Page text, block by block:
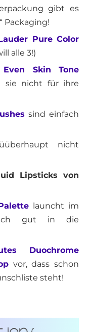
gibt es
Packaging!
Pure Color
alle 3!)
Even Skin Tone
sie nicht für ihre
sind einfach
nicht
Lipsticks von
launcht im
gut in die
Duochrome
vor, dass schon
steht!